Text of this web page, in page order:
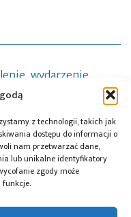
z technologii, takich jak
dostępu do informacji o
nam przetwarzać dane,
lub unikalne identyfikatory
zgody może
funkcje.
wydarzenie